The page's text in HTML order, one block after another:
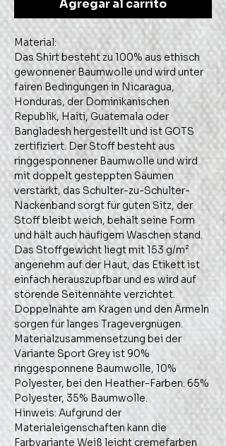
Agregar al carrito
Material:
Das Shirt besteht zu 100% aus ethisch
gewonnener Baumwolle und wird unter
fairen Bedingungen in Nicaragua,
Honduras, der Dominikanischen
Republik, Haiti, Guatemala oder
Bangladesh hergestellt und ist GOTS
zertifiziert. Der Stoff besteht aus
ringgesponnener Baumwolle und wird
mit doppelt gesteppten Säumen
verstärkt, das Schulter-zu-Schulter-
Nackenband sorgt für guten Sitz, der
Stoff bleibt weich, behält seine Form
und hält auch häufigem Waschen stand.
Das Stoffgewicht liegt mit 153 g/m²
angenehm auf der Haut, das Etikett ist
einfach herauszupfbar und es wird auf
störende Seitennähte verzichtet.
Doppelnähte am Kragen und den Ärmeln
sorgen für langes Tragevergnügen.
Materialzusammensetzung bei der
Variante Sport Grey ist 90%
ringgesponnene Baumwolle, 10%
Polyester, bei den Heather-Farben: 65%
Polyester, 35% Baumwolle.
Hinweis: Aufgrund der
Materialeigenschaften kann die
Farbvariante Weiß leicht cremefarben